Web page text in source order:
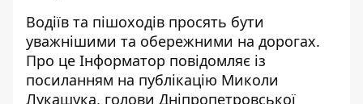
Водіїв та пішоходів просять бути
уважнішими та обережними на дорогах.
Про це Інформатор повідомляє із
посиланням на публікацію Миколи
Лукашука, голови Дніпропетровської